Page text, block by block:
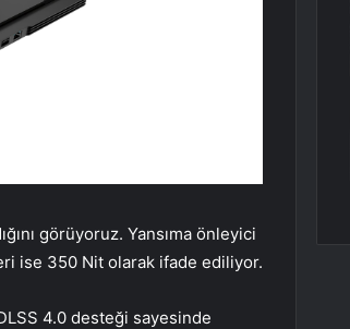
görüyoruz. Yansıma önleyici
ise 350 Nit olarak ifade ediliyor.
4.0 desteği sayesinde